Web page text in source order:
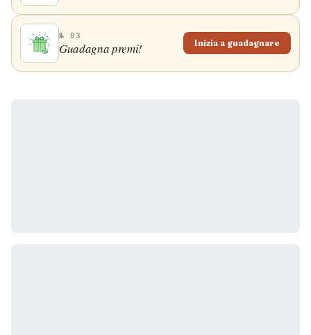
№ 03
Guadagna premi! Inizia a guadagnare